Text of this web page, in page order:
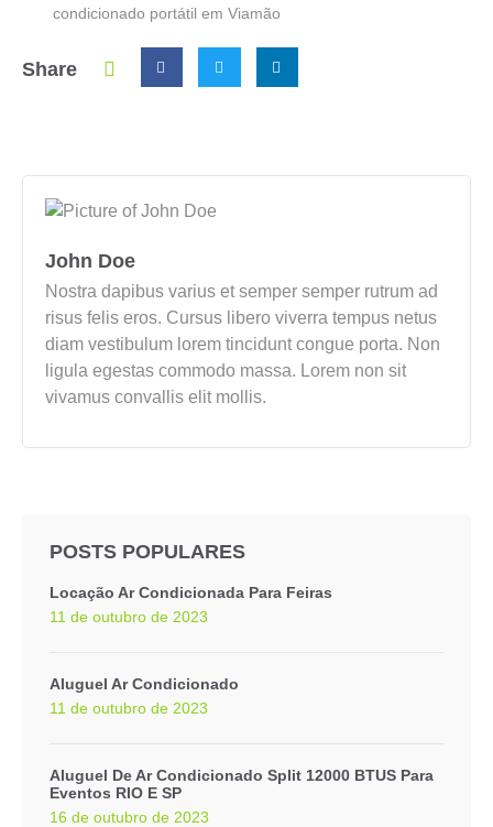
condicionado portátil em Viamão
Share
John Doe
Nostra dapibus varius et semper semper rutrum ad
risus felis eros. Cursus libero viverra tempus netus
diam vestibulum lorem tincidunt congue porta. Non
ligula egestas commodo massa. Lorem non sit
vivamus convallis elit mollis.
POSTS POPULARES
Locação Ar Condicionada Para Feiras
11 de outubro de 2023
Aluguel Ar Condicionado
11 de outubro de 2023
Aluguel De Ar Condicionado Split 12000 BTUS Para
Eventos RIO E SP
16 de outubro de 2023